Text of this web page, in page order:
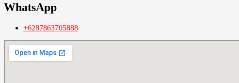
WhatsApp
+6287863705888